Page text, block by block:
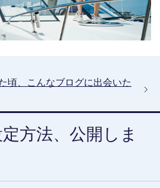
頃、こんなブログに出会いた
方法、公開しま